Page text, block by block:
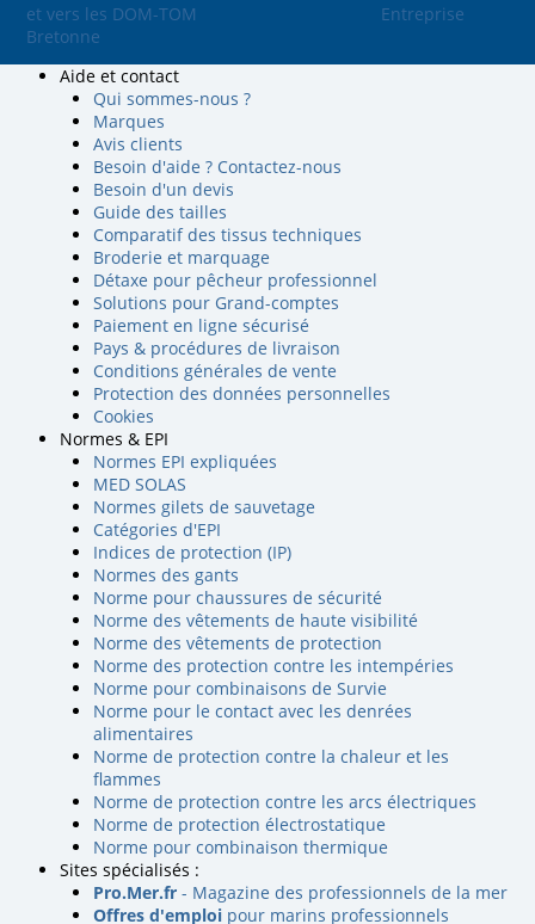
et vers les DOM-TOM
Entreprise
Bretonne
Aide et contact
Qui sommes-nous ?
Marques
Avis clients
Besoin d'aide ? Contactez-nous
Besoin d'un devis
Guide des tailles
Comparatif des tissus techniques
Broderie et marquage
Détaxe pour pêcheur professionnel
Solutions pour Grand-comptes
Paiement en ligne sécurisé
Pays & procédures de livraison
Conditions générales de vente
Protection des données personnelles
Cookies
Normes & EPI
Normes EPI expliquées
MED SOLAS
Normes gilets de sauvetage
Catégories d'EPI
Indices de protection (IP)
Normes des gants
Norme pour chaussures de sécurité
Norme des vêtements de haute visibilité
Norme des vêtements de protection
Norme des protection contre les intempéries
Norme pour combinaisons de Survie
Norme pour le contact avec les denrées
alimentaires
Norme de protection contre la chaleur et les
flammes
Norme de protection contre les arcs électriques
Norme de protection électrostatique
Norme pour combinaison thermique
Sites spécialisés :
Pro.Mer.fr - Magazine des professionnels de la mer
Offres d'emploi pour marins professionnels